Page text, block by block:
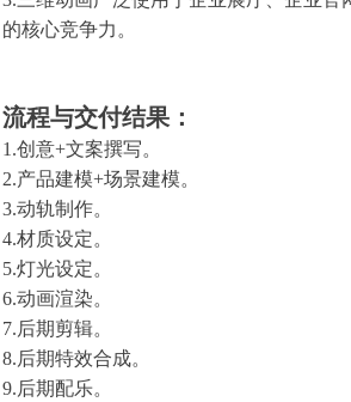
的核心竞争力。
流程与交付结果：
1.创意+文案撰写。
2.产品建模+场景建模。
3.动轨制作。
4.材质设定。
5.灯光设定。
6.动画渲染。
7.后期剪辑。
8.后期特效合成。
9.后期配乐。